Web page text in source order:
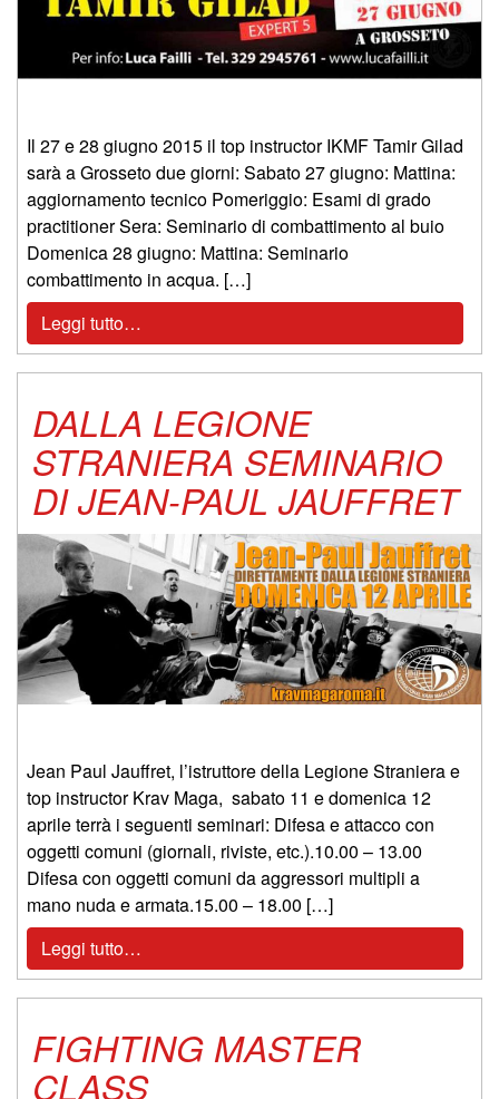
Il 27 e 28 giugno 2015 il top instructor IKMF Tamir Gilad
sarà a Grosseto due giorni: Sabato 27 giugno: Mattina:
aggiornamento tecnico Pomeriggio: Esami di grado
practitioner Sera: Seminario di combattimento al buio
Domenica 28 giugno: Mattina: Seminario
combattimento in acqua. […]
Leggi tutto…
DALLA LEGIONE
STRANIERA SEMINARIO
DI JEAN-PAUL JAUFFRET
Jean Paul Jauffret, l’istruttore della Legione Straniera e
top instructor Krav Maga, sabato 11 e domenica 12
aprile terrà i seguenti seminari: Difesa e attacco con
oggetti comuni (giornali, riviste, etc.).10.00 – 13.00
Difesa con oggetti comuni da aggressori multipli a
mano nuda e armata.15.00 – 18.00 […]
Leggi tutto…
FIGHTING MASTER
CLASS